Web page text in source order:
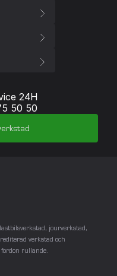
24H
50 50
jourverkstad,
verkstad och
rullande.